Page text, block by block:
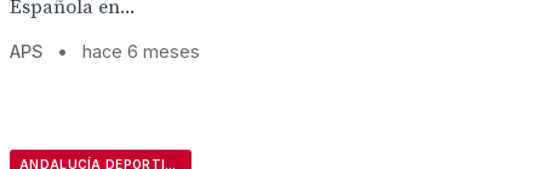
Española en...
APS • hace 6 meses